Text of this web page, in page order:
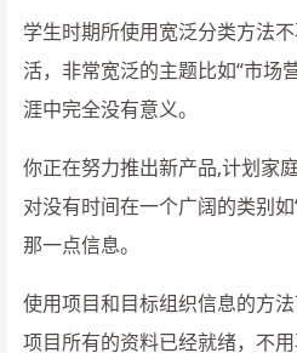
学生时期所使用宽泛分类方法
活，非常宽泛的主题比如“市场
涯中完全没有意义。
你正在努力推出新产品,计划家
对没有时间在一个广阔的类别
那一点信息。
使用项目和目标组织信息的方
项目所有的资料已经就绪，不用